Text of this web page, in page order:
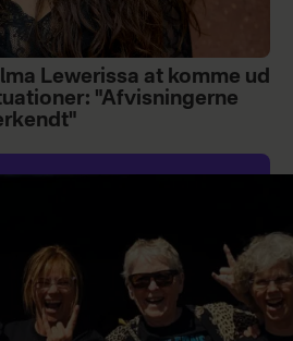
Lewerissa at komme ud
"Afvisningerne